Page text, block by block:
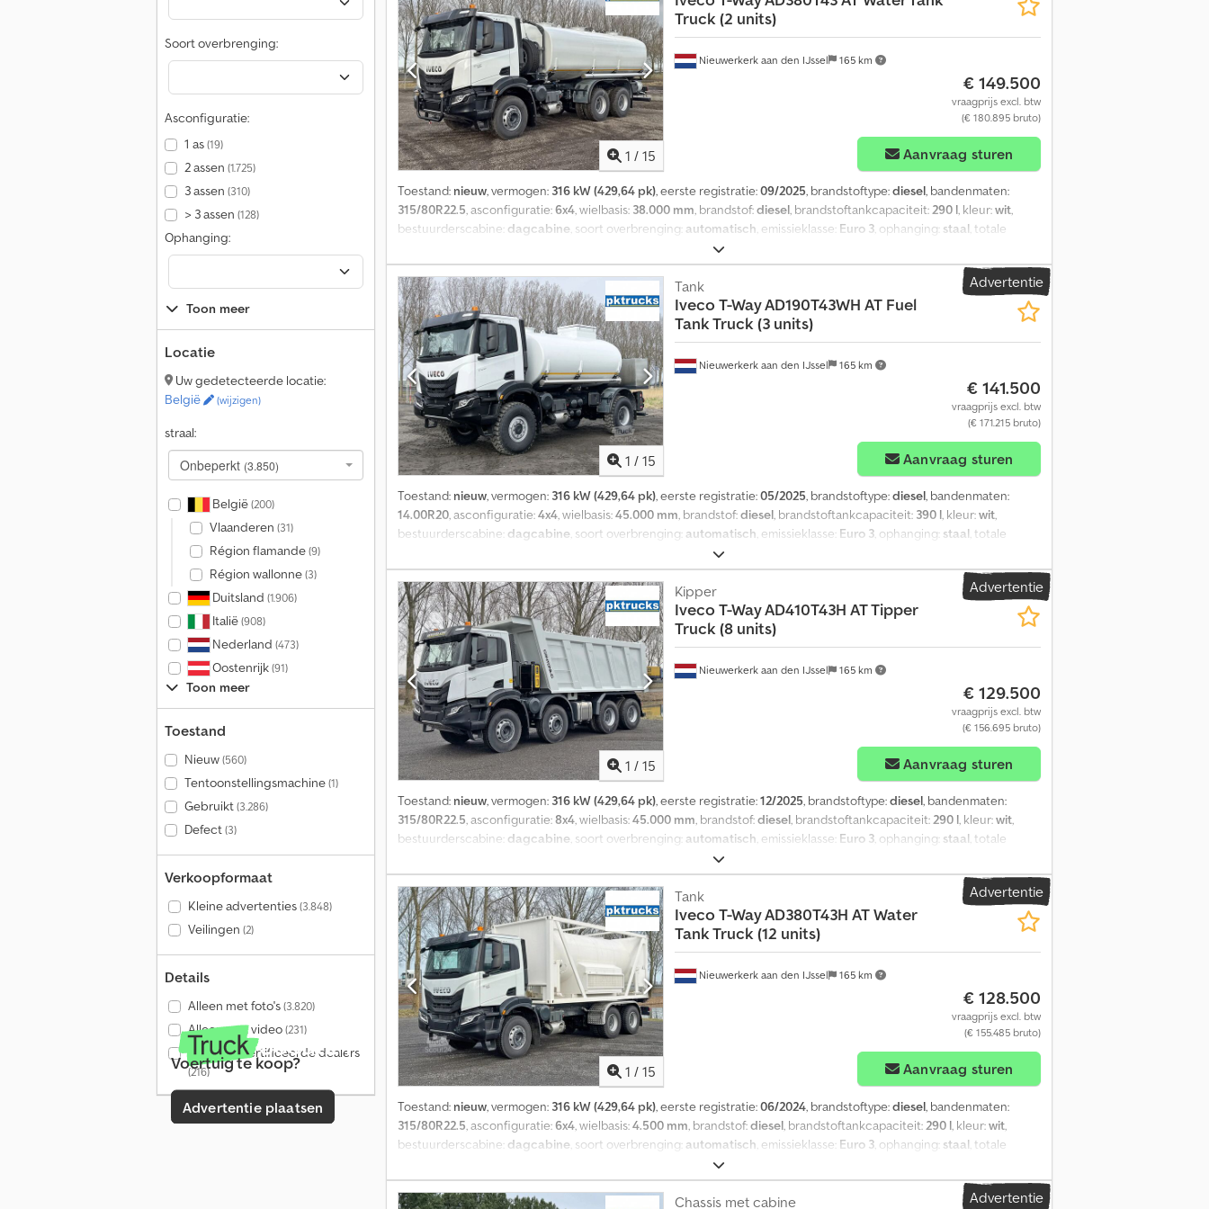
Soort overbrenging:
Asconfiguratie:
1 as(19)
2 assen (1.725)
3 assen (310)
> 3 assen (128)
Ophanging:
Toon meer
Locatie
Uw gedetecteerde locatie:
België
(wijzigen)
straal:
Onbeperkt (3.850)
België(200)
Vlaanderen (31)
Région flamande(9)
Région wallonne(3)
Duitsland (1.906)
Italië(908)
Nederland (473)
Oostenrijk(91)
Toon meer
Toestand
Nieuw(560)
Tentoonstellingsmachine(1)
Gebruikt(3.286)
Defect(3)
Verkoopformaat
Kleine advertenties(3.848)
Veilingen (2)
Details
Alleen met foto's(3.820)
Alleen met video(231)
Alleen gecertificeerde dealers
(216)
Voertuig te koop?
Advertentie plaatsen
a
n
1 / 15
Nieuwerkerk aan den IJssel 165 km
Truck (2 units)
€ 149.500
vraagprijs excl. btw
(€ 180.895 bruto)
Aanvraag sturen
Toestand: nieuw, vermogen: 316 kW (429,64 pk), eerste registratie:09/2025, brandstoftype:diesel, bandenmaten:
315/80R22.5, asconfiguratie:6x4, wielbasis: 38.000 mm, brandstof:diesel, brandstoftankcapaciteit:290 l, kleur:wit,
bestuurderscabine: dagcabine, soort overbrenging: automatisch, emissieklasse: Euro 3, ophanging: staal, totale
, totale hoogte:3.500 mm
Uitrusting:airconditioning, = Extra opties en accessoires = - Bladvering - Windscherm - Aftakas (PTO) = Verdere
informatie = Technische gegevens Aantal cilinders: 6 Motorinhoud: 12.882 cm³ Versnellingsbak Versnellingsbak:
ZF16TX2240TO, automatisch Asconfiguratie Bandenmaat: 315/80R22.5 Remmen: Trommelremmen Vering: Bladvering
Vooras: Bestuurbaar Gewichten Ledig gewicht: 12.700 kg Laadvermogen: 20.800 kg Maximaal toegestaan gewicht:
33.500 kg Functioneel Merk van de opbouw: Ravasini, watertank voor drinkwater Aantal compartimenten: 1 Dcodpfx
Amszq D T Te Hjk Pomp: Ja
Advertentie
1 / 15
Nieuwerkerk aan den IJssel 165 km
Tank
IvecoT-Way AD190T43WH AT Fuel
Tank Truck (3 units)
€ 141.500
vraagprijs excl. btw
(€ 171.215 bruto)
Aanvraag sturen
Toestand: nieuw, vermogen: 316 kW (429,64 pk), eerste registratie:05/2025, brandstoftype:diesel, bandenmaten:
14.00R20, asconfiguratie:4x4, wielbasis:45.000 mm, brandstof:diesel, brandstoftankcapaciteit: 390 l, kleur:wit,
bestuurderscabine: dagcabine, soort overbrenging: automatisch, emissieklasse: Euro 3, ophanging: staal, totale
, totale hoogte:3.480 mm
Uitrusting:airconditioning, = Verdere opties en accessoires = - Bladvering - Windscherm - Aftakas (PTO) = Verdere
informatie = Technische gegevens Aantal cilinders: 6 Motorinhoud: 12.882 cm³ Versnellingsbak Versnellingsbak:
ZF16TX2240TO, automatisch Asconfiguratie Bandenmaat: 14.00R20 Remmen: Trommelremmen Vering: Bladvering
Vooras: Bestuurbaar Dodpfezq D Tyjx Am Hjck Gewichten Ledig gewicht: 10.400 kg Laadvermogen: 9.600 kg
Toelaatbaar totaal gewicht: 20.000 kg Functioneel Merk van de opbouw: Ravasini Aantal compartimenten: 1 Pomp: Ja
Slangen: Ja
Advertentie
1 / 15
Nieuwerkerk aan den IJssel 165 km
Kipper
IvecoT-Way AD410T43H AT Tipper
Truck (8 units)
€ 129.500
vraagprijs excl. btw
(€ 156.695 bruto)
Aanvraag sturen
Toestand: nieuw, vermogen: 316 kW (429,64 pk), eerste registratie:12/2025, brandstoftype:diesel, bandenmaten:
315/80R22.5, asconfiguratie:8x4, wielbasis:45.000 mm, brandstof:diesel, brandstoftankcapaciteit:290 l, kleur:wit,
bestuurderscabine: dagcabine, soort overbrenging: automatisch, emissieklasse: Euro 3, ophanging: staal, totale
, totale hoogte:3.450 mm
Verdere opties en accessoires = - Bladvering - Aftakas (PTO) - Reservewiel - Windscherm = Verdere informatie =
Technische gegevens Aantal cilinders: 6 Motorinhoud: 12.882 cc Versnellingsbak Versnellingsbak: ZF16TX2240TO,
automatisch Asconfiguratie Bandenmaat: 315/80R22.5 Remmen: Trommelremmen Vering: Bladvering Vooras 1:
Bestuurbaar Vooras 2: Bestuurbaar Djdpozq D Ttjfx Am Hsck Gewichten Ledig gewicht: 16.000 kg Laadvermogen:
25.000 kg Toelaatbaar totaalgewicht: 41.000 kg Functioneel Merk van de opbouw: Cantoni, kipper achterzijde
Advertentie
1 / 15
Nieuwerkerk aan den IJssel 165 km
Tank
IvecoT-Way AD380T43H AT Water
Tank Truck (12 units)
€ 128.500
vraagprijs excl. btw
(€ 155.485 bruto)
Aanvraag sturen
Toestand: nieuw, vermogen: 316 kW (429,64 pk), eerste registratie:06/2024, brandstoftype:diesel, bandenmaten:
315/80R22.5 , asconfiguratie:6x4 , wielbasis:4.500 mm , brandstof:diesel , brandstoftankcapaciteit: 290 l , kleur:wit
bestuurderscabine: dagcabine , soort overbrenging: automatisch , emissieklasse: Euro 3 , ophanging: staal , totale
, totale hoogte:3.800 mm
Uitrusting:airconditioning, = Verdere opties en accessoires = - Bladvering - PTO (aandrijfmechanisme) - Windscherm
= Opmerkingen = Brandstoftank: 290 liter Airconditioning Uitgerust met watertank van 10.500 liter Containerframe
Advertentie
Chassis met cabine